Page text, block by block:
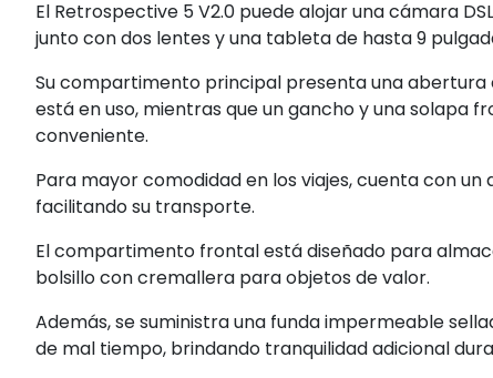
El Retrospective 5 V2.0 puede alojar una cámara
junto con dos lentes y una tableta de hasta 9
Su compartimento principal presenta una
está en uso, mientras que un gancho y una solapa
conveniente.
Para mayor comodidad en los viajes, cuenta con
facilitando su transporte.
El compartimento frontal está diseñado para
bolsillo con cremallera para objetos de valor.
Además, se suministra una funda impermeable
de mal tiempo, brindando tranquilidad adicional